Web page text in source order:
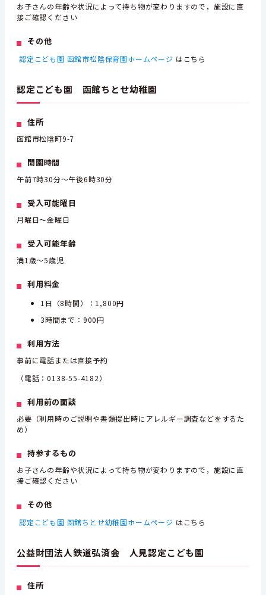
お子さんの年齢や状況によって持ち物が変わりますので，施設に直
接ご確認ください
その他
認定こども園 函館市松陰保育園ホームページ はこちら
認定こども園 函館ちとせ幼稚園
住所
函館市松陰町9-7
開園時間
午前7時30分～午後6時30分
受入可能曜日
月曜日～金曜日
受入可能年齢
満1歳～5歳児
利用料金
1日（8時間）：1,800円
3時間まで：900円
利用方法
事前に電話または直接予約
（電話：0138-55-4182）
利用前の面談
必要（利用時のご説明や書類提出時にアレルギー調査などをするた
め）
持参するもの
お子さんの年齢や状況によって持ち物が変わりますので，施設に直
接ご確認ください
その他
認定こども園 函館ちとせ幼稚園ホームページ はこちら
公益財団法人鉄道弘済会 人見認定こども園
住所